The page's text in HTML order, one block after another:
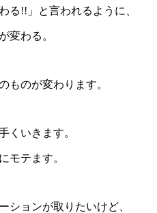
る!!」と言われるように、
変わる。
ものが変わります。
くいきます。
モテます。
ションが取りたいけど、